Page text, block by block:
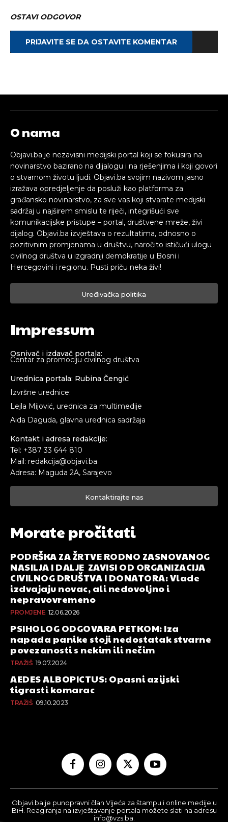
OSTAVI ODGOVOR
PRIJAVITE SE DA OSTAVITE KOMENTAR
O nama
Objavi.ba je nezavisni medijski portal koji se fokusira na
novinarstvo bazirano na dijalogu i na rješenjima i koji govori
o stvarnom životu ljudi. Objavi.ba svojim nazivom jasno
izražava opredjeljenje da posluži kao platforma za
građansko novinarstvo, za sve vas koji stvarate medijski
sadržaj u najširem smislu te riječi, integrišući sve
komunikacijske pristupe – portal, društvene mreže, živi
dijalog. Objavi.ba izvještava o rezultatima, odnosno o
pozitivnim promjenama u društvu, naročito ističući ulogu
civilnog društva u izgradnji demokratije u Bosni i
Hercegovini i regionu. Pusti priču neka živi!
Uređivačka politika
Impressum
Osnivač i izdavač portala:
Centar za promociju civilnog društva
Urednica portala: Rubina Čengić
Izvršne urednice:
Lejla Mijović, urednica za multimedije
Aida Daguda, glavna urednica sadržaja
Kontakt i adresa redakcije:
Tel: +387 33 644 810
Mail: redakcija@objavi.ba
Adresa: Maguda 2A, Sarajevo
Kontaktirajte nas
Morate pročitati
PODRŠKA ZA ŽRTVE RODNO ZASNOVANOG
NASILJA I DALJE ZAVISI OD ORGANIZACIJA
CIVILNOG DRUŠTVA I DONATORA: Vlade
izdvajaju novac, ali nedovoljno i
nepravovremeno
PROMJENE 12.06.2026
PSIHOLOG ODGOVARA PETKOM: Iza
napada panike stoji nedostatak stvarne
povezanosti s nekim ili nečim
TRAŽIŠ 19.07.2024
AEDES ALBOPICTUS: Opasni azijski
tigrasti komarac
TRAŽIŠ 09.10.2023
Objavi.ba je punopravni član Vijeća za štampu i online medije u
BiH. Reagiranja na izvještavanje portala možete slati na adresu
info@vzs.ba.